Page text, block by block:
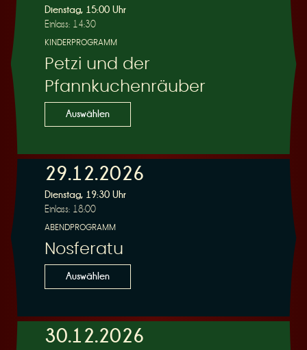
Dienstag, 15:00 Uhr
Einlass: 14:30
KINDERPROGRAMM
Petzi und der
Pfannkuchenräuber
Auswählen
29.12.2026
Dienstag, 19:30 Uhr
Einlass: 18:00
ABENDPROGRAMM
Nosferatu
Auswählen
30.12.2026